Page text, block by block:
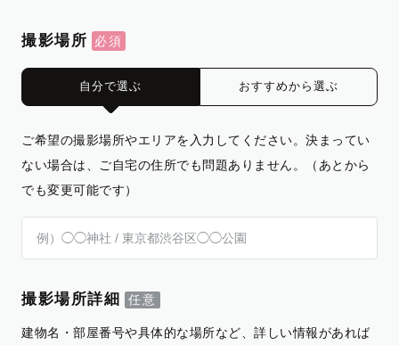
撮影場所
自分で選ぶ おすすめから選ぶ
ご希望の撮影場所やエリアを入力してください。決まってい
ない場合は、ご自宅の住所でも問題ありません。（あとから
でも変更可能です）
撮影場所詳細
建物名・部屋番号や具体的な場所など、詳しい情報があれば